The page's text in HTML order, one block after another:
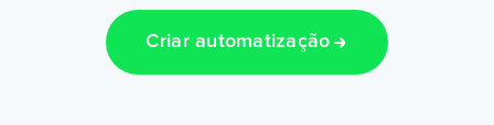
Criar automatização